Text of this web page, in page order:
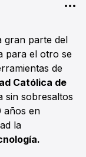
gran parte del
para el otro se
de
Católica de
sin sobresaltos
años en
la